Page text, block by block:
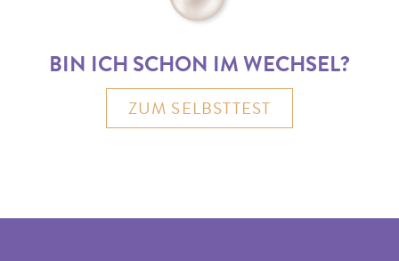
BIN ICH SCHON IM WECHSEL?
ZUM SELBSTTEST